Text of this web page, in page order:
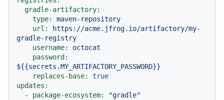
gradle-artifactory:
type:
maven-repository
url:
https://acme.jfrog.io/artifactory/my-
gradle-registry
username:
octocat
password:
${{secrets.MY_ARTIFACTORY_PASSWORD}}
replaces-base:
true
updates:
-
package-ecosystem:
"gradle"